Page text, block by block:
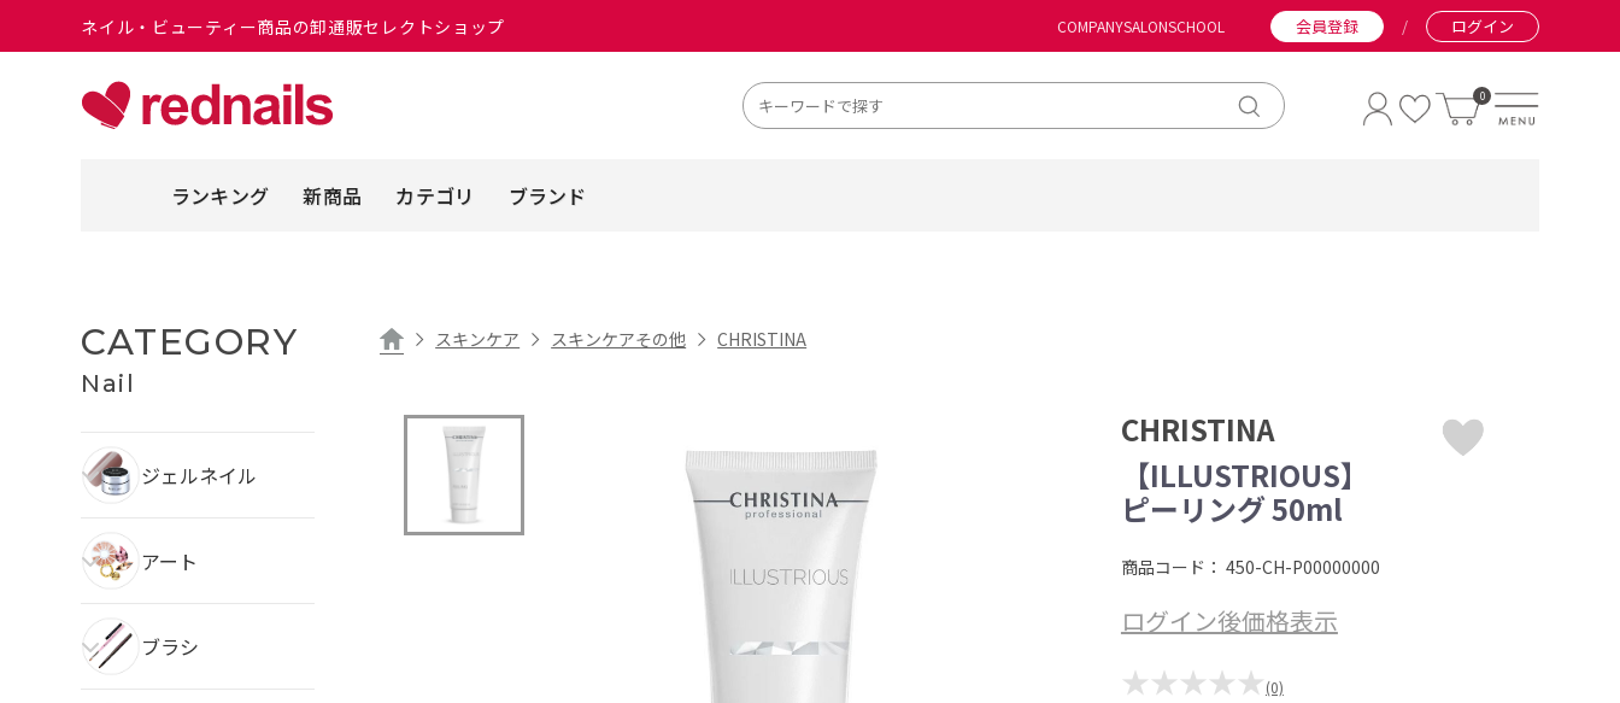
ネイル・ビューティー商品の卸通販セレクトショップ COMPANYSALONSCHOOL 会員登録 / ログイン
0
ランキング 新商品 カテゴリ ブランド
CATEGORY
Nail
ジェルネイル
アート
ブラシ
スキンケア スキンケアその他 CHRISTINA
CHRISTINA
【ILLUSTRIOUS】
ピーリング 50ml
商品コード： 450-CH-P00000000
ログイン後価格表示
★★★★★ (0)